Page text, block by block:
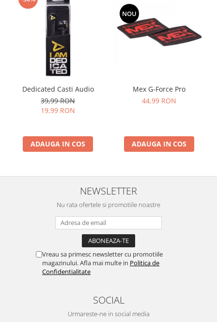
Dedicated Casti Audio
39,99 RON
19,99 RON
ADAUGA IN COS
NOU
Mex G-Force Pro
44,99 RON
ADAUGA IN COS
NEWSLETTER
Nu rata ofertele si promotiile noastre
Vreau sa primesc newsletter cu promotiile
magazinului. Afla mai multe in Politica de
Confidentialitate
SOCIAL
Urmareste-ne in social media